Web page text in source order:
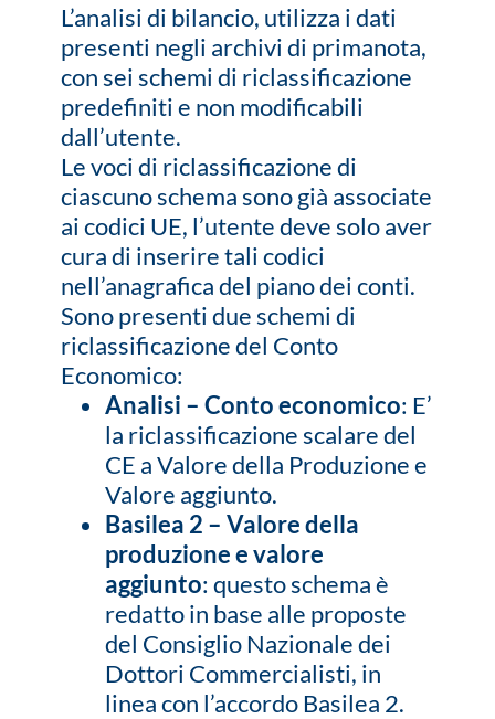
L’analisi di bilancio, utilizza i dati
presenti negli archivi di primanota,
con sei schemi di riclassificazione
predefiniti e non modificabili
dall’utente.
Le voci di riclassificazione di
ciascuno schema sono già associate
ai codici UE, l’utente deve solo aver
cura di inserire tali codici
nell’anagrafica del piano dei conti.
Sono presenti due schemi di
riclassificazione del Conto
Economico:
Analisi – Conto economico: E’
la riclassificazione scalare del
CE a Valore della Produzione e
Valore aggiunto.
Basilea 2 – Valore della
produzione e valore
aggiunto: questo schema è
redatto in base alle proposte
del Consiglio Nazionale dei
Dottori Commercialisti, in
linea con l’accordo Basilea 2.